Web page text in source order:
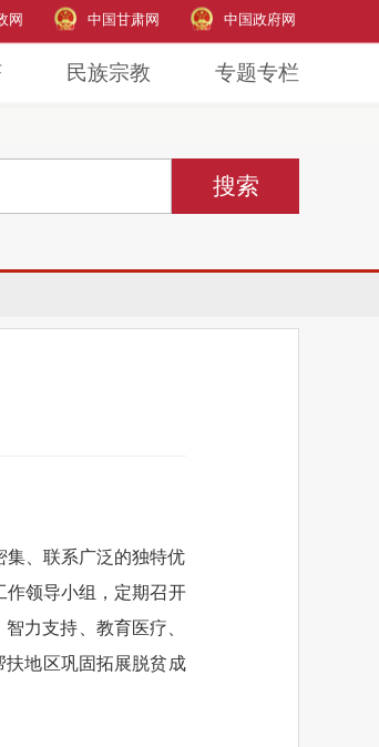
中国政府网
中国甘肃网
网
民族宗教 专题专栏
集、联系广泛的独特优
作领导小组，定期召开
力支持、教育医疗、
扶地区巩固拓展脱贫成